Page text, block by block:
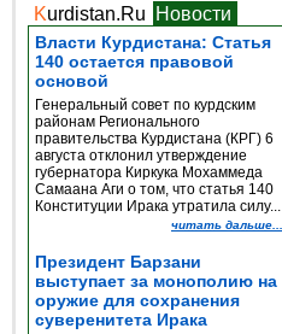
Kurdistan.Ru Новости
Власти Курдистана: Статья
140 остается правовой
основой
Генеральный совет по курдским
районам Регионального
правительства Курдистана (КРГ) 6
августа отклонил утверждение
губернатора Киркука Мохаммеда
Самаана Аги о том, что статья 140
Конституции Ирака утратила силу...
читать дальше...
Президент Барзани
выступает за монополию на
оружие для сохранения
суверенитета Ирака